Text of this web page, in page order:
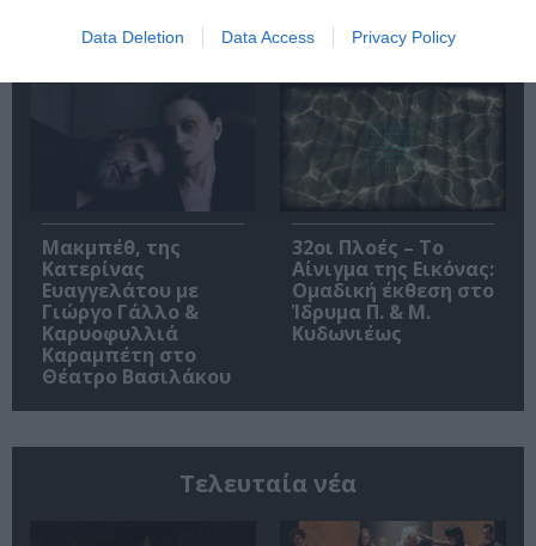
Data Deletion Data Access Privacy Policy
στο θέατρο
Ολύμπια
Μακμπέθ, της
Κατερίνας
Ευαγγελάτου με
Γιώργο Γάλλο &
Καρυοφυλλιά
Καραμπέτη στο
Θέατρο Βασιλάκου
32οι Πλοές – Το
Αίνιγμα της Εικόνας:
Ομαδική έκθεση στο
Ίδρυμα Π. & Μ.
Κυδωνιέως
Τελευταία νέα